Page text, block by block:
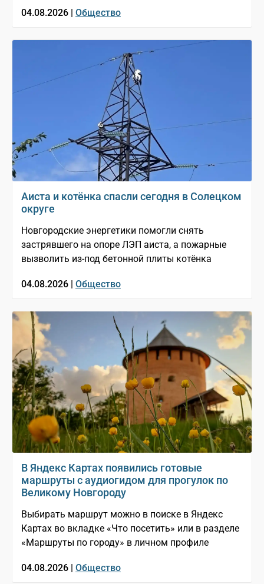
04.08.2026 | Общество
Аиста и котёнка спасли сегодня в Солецком
округе
Новгородские энергетики помогли снять
застрявшего на опоре ЛЭП аиста, а пожарные
вызволить из-под бетонной плиты котёнка
04.08.2026 | Общество
В Яндекс Картах появились готовые
маршруты с аудиогидом для прогулок по
Великому Новгороду
Выбирать маршрут можно в поиске в Яндекс
Картах во вкладке «Что посетить» или в разделе
«Маршруты по городу» в личном профиле
04.08.2026 | Общество